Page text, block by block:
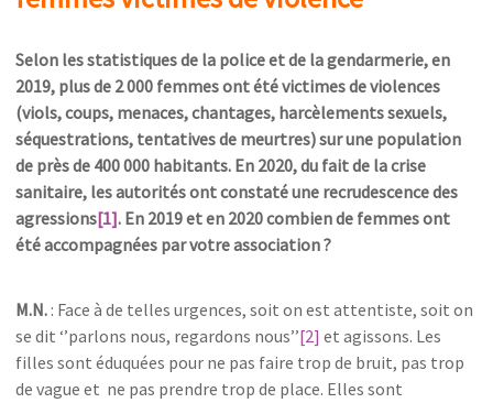
Selon les statistiques de la police et de la gendarmerie, en
2019, plus de 2 000 femmes ont été victimes de violences
(viols, coups, menaces, chantages, harcèlements sexuels,
séquestrations, tentatives de meurtres) sur une population
de près de 400 000 habitants. En 2020, du fait de la crise
sanitaire, les autorités ont constaté une recrudescence des
agressions[1]. En 2019 et en 2020 combien de femmes ont
été accompagnées par votre association ?
M.N. : Face à de telles urgences, soit on est attentiste, soit on
se dit ‘’parlons nous, regardons nous’’[2] et agissons. Les
filles sont éduquées pour ne pas faire trop de bruit, pas trop
de vague et ne pas prendre trop de place. Elles sont